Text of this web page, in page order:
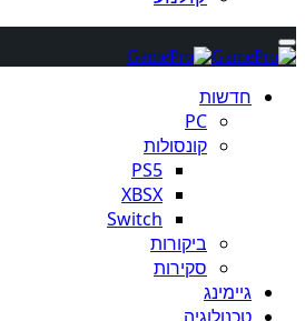
חדשות
PC
קונסולות
PS5
XBSX
Switch
ביקורות
סקירות
גיימינג